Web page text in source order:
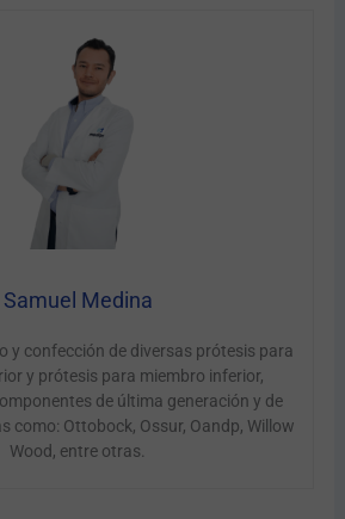
Samuel Medina
y confección de diversas prótesis para
y prótesis para miembro inferior,
de última generación y de
como: Ottobock, Ossur, Oandp, Willow
Wood, entre otras.